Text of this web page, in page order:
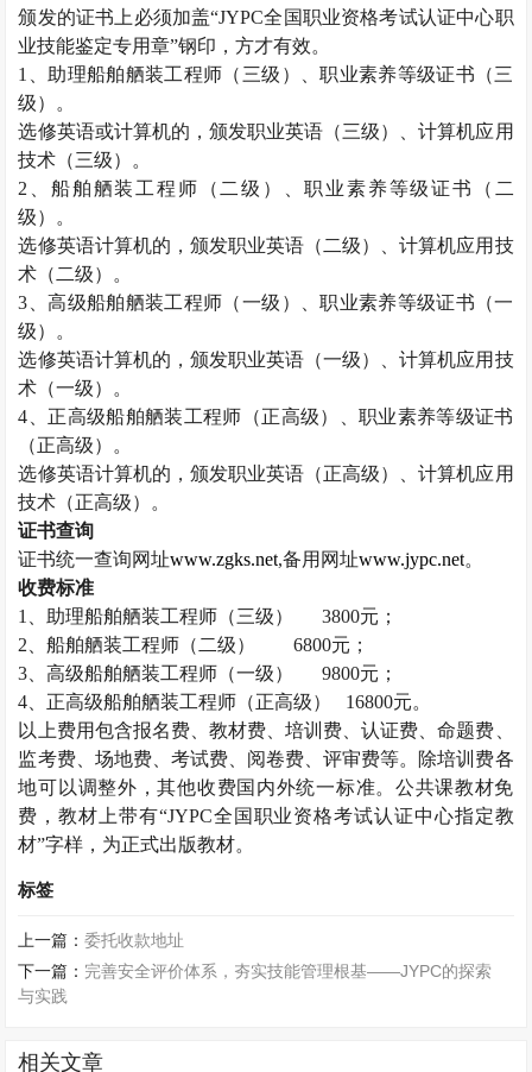
颁发的证书上必须加盖“JYPC全国职业资格考试认证中心职
业技能鉴定专用章”钢印，方才有效。
1
、助理船舶舾装工程师（三级）、职业素养等级证书（三
级）。
选修英语或计算机的，颁发职业英语（三级）、计算机应用
技术（三级）。
2 、船舶舾装工程师（二级）、职业素养等级证书（二
级）。
选修英语计算机的，颁发职业英语（二级）、计算机应用技
术（二级）。
3 、高级船舶舾装工程师（一级）、职业素养等级证书（一
级）。
选修英语计算机的，颁发职业英语（一级）、计算机应用技
术（一级）。
4 、正高级船舶舾装工程师（正高级）、职业素养等级证书
（正高级）。
选修英语计算机的，颁发职业英语（正高级）、计算机应用
技术（正高级）。
证书查询
证书统一查询网址www.zgks.net,备用网址www.jypc.net。
收费标准
1
、助理船舶舾装工程师（三级） 3800元；
2 、船舶舾装工程师（二级） 6800元；
3 、高级船舶舾装工程师（一级） 9800元；
4 、正高级船舶舾装工程师（正高级） 16800元。
以上费用包含报名费、教材费、培训费、认证费、命题费、
监考费、场地费、考试费、阅卷费、评审费等。除培训费各
地可以调整外，其他收费国内外统一标准。公共课教材免
费，教材上带有“JYPC全国职业资格考试认证中心指定教
材”字样，为正式出版教材。
标签
上一篇：委托收款地址
下一篇： 完善安全评价体系，夯实技能管理根基——JYPC的探索
与实践
相关文章